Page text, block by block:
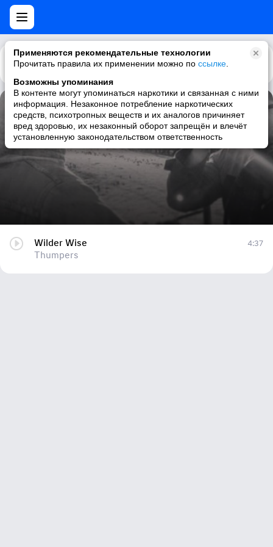
Применяются рекомендательные технологии
Прочитать правила их применении можно по ссылке
Возможны упоминания
В контенте могут упоминаться наркотики и связанная с ними
информация. Незаконное потребление наркотических
средств, психотропных веществ и их аналогов причиняет
вред здоровью, их незаконный оборот запрещён и влечёт
установленную законодательством ответственность
Каталог Рекомендации
Wilder Wise
Thumpers
Wilder Wise
Thumpers
4:37